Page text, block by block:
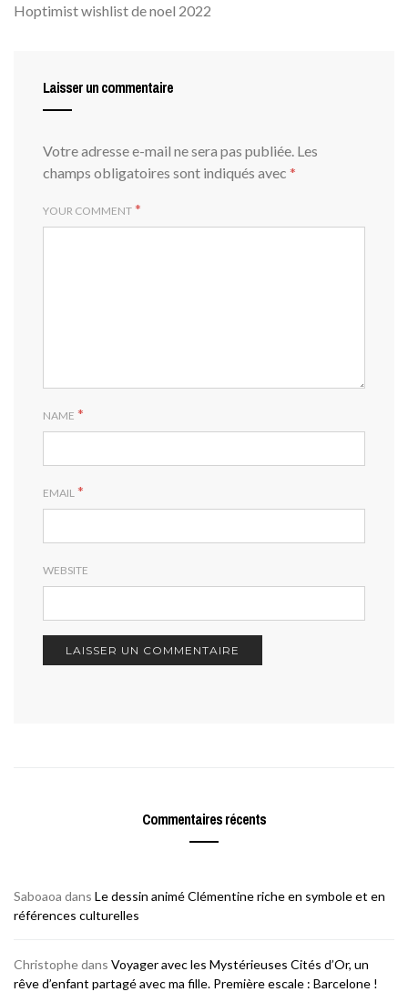
Hoptimist wishlist de noel 2022
Laisser un commentaire
Votre adresse e-mail ne sera pas publiée. Les
champs obligatoires sont indiqués avec *
YOUR COMMENT *
NAME *
EMAIL *
WEBSITE
Commentaires récents
Saboaoa dans Le dessin animé Clémentine riche en symbole et en
références culturelles
Christophedans Voyager avec les Mystérieuses Cités d’Or, un
rêve d’enfant partagé avec ma fille. Première escale : Barcelone !